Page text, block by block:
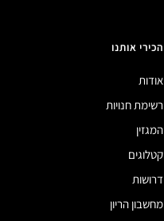
הכירי אותנו
אודות
רשימת חנויות
המגזין
קטלוגים
דרושות
מחשבון הריון